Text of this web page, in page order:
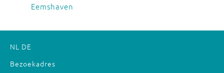
Eemshaven
NL DE
Bezoekadres